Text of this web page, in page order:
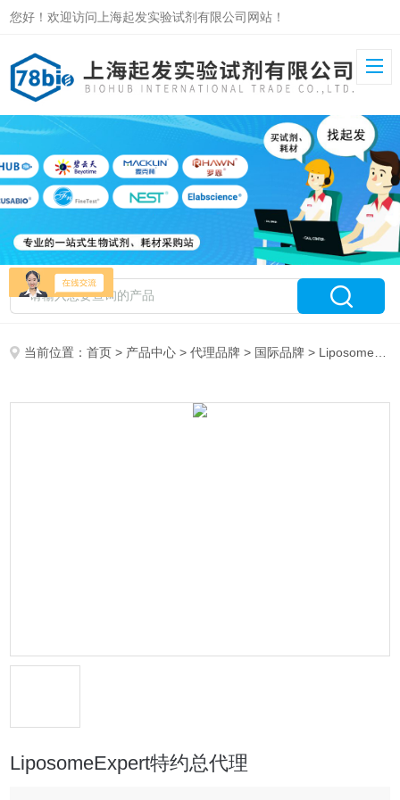
您好！欢迎访问上海起发实验试剂有限公司网站！
当前位置：首页 > 产品中心 >代理品牌 > 国际品牌 > LiposomeExpert特约总代理
LiposomeExpert特约总代理